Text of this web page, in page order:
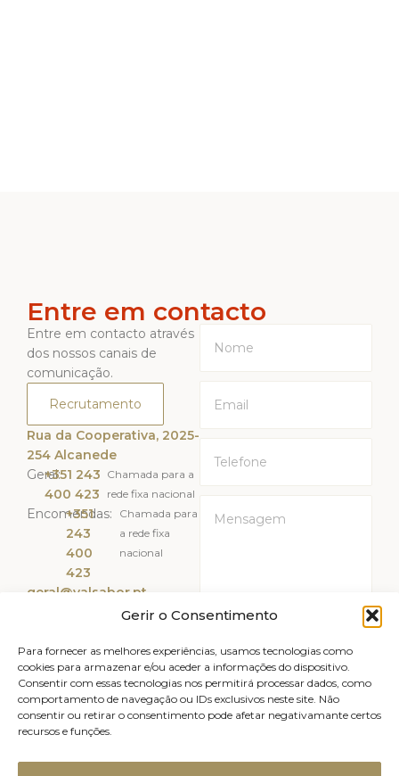
Gerir o Consentimento
Para fornecer as melhores experiências, usamos tecnologias como
cookies para armazenar e/ou aceder a informações do dispositivo.
Consentir com essas tecnologias nos permitirá processar dados, como
comportamento de navegação ou IDs exclusivos neste site. Não
consentir ou retirar o consentimento pode afetar negativamante certos
recursos e funções.
Entre em contacto
Entre em contacto através
dos nossos canais de
comunicação.
Recrutamento
Rua da Cooperativa, 2025-
254 Alcanede
Geral:+351 243
400 423
Chamada para a
rede fixa nacional
Encomendas:
+351
243
400
423
Chamada para
a rede fixa
nacional
geral@valsabor.pt
Li e Aceito a
ENVIAR